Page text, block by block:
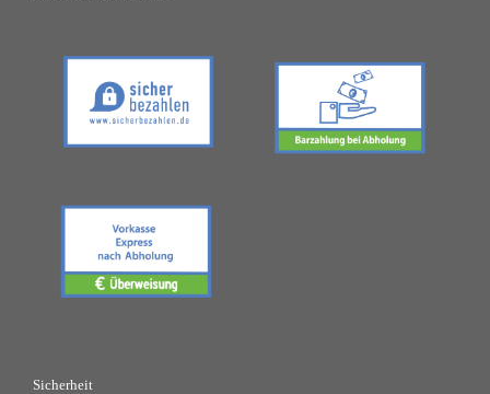
Sicherheit